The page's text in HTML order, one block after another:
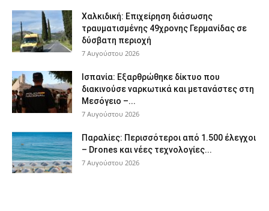
Χαλκιδική: Επιχείρηση διάσωσης
τραυματισμένης 49χρονης Γερμανίδας σε
δύσβατη περιοχή
7 Αυγούστου 2026
Ισπανία: Εξαρθρώθηκε δίκτυο που
διακινούσε ναρκωτικά και μετανάστες στη
Μεσόγειο –...
7 Αυγούστου 2026
Παραλίες: Περισσότεροι από 1.500 έλεγχοι
– Drones και νέες τεχνολογίες...
7 Αυγούστου 2026